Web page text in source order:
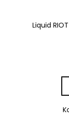
Liquid